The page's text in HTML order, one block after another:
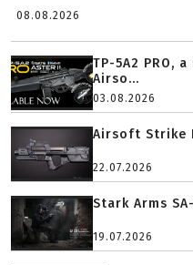
08.08.2026
TP-5A2 PRO,
Airso...
03.08.2026
Airsoft Strike
22.07.2026
Stark Arms
19.07.2026